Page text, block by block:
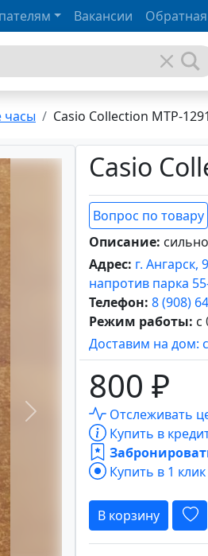
Вакансии
часы Casio Collection MTP-1291
Вперёд
Casio
Вопрос по товару
Описание:
Адрес: г.
напротив парка
Телефон: 8 (908)
Режим работы: с
Доставим на дом:
800 ₽
Отслеживать
Купить в
Купить в 1 клик
В корзину